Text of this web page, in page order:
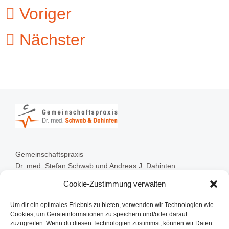
Cookie-Zustimmung verwalten
Um dir ein optimales Erlebnis zu bieten, verwenden wir Technologien wie
Cookies, um Geräteinformationen zu speichern und/oder darauf
zuzugreifen. Wenn du diesen Technologien zustimmst, können wir Daten
Voriger
Nächster
Gemeinschaftspraxis
Dr. med. Stefan Schwab und Andreas J. Dahinten
63128 Dietzenbach
Kontakt